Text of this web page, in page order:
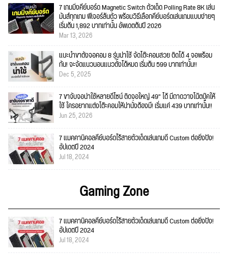
7 เกมมิ่งคีย์บอร์ด Magnetic Switch ตัวเด็ด Polling Rate 8K เล่น
มันส์ทุกเกม ฟีเจอร์ล้นตัว พร้อมวิธีเลือกคีย์บอร์ดเล่นเกมแบบง่ายๆ
เริ่มต้น 1,892 บาทเท่านั้น อัพเดตต้นปี 2026
Mar 13, 2026
แนะนำขาตั้งจอคอม 8 รุ่นน่าใช้ จัดโต๊ะคอมสวย ติดได้ 4 จอพร้อม
กัน! จะจัดแนวนอนแนวตั้งได้หมด เริ่มต้น 599 บาทเท่านั้น!!
Dec 5, 2025
7 ขาจับจอน่าใช้หลายดีไซน์ ติดจอใหญ่ 49" ได้ มีถาดวางโน้ตบุ๊คให้
ใช้ ใครอยากแต่งโต๊ะคอมให้น่านั่งต้องมี! เริ่มแค่ 439 บาทเท่านั้น!!
Jun 25, 2026
7 แมคคานิคอลคีย์บอร์ดไร้สายตัวเด็ดเล่นเกมดี Custom ต่อยิ่งปัง!
อัปเดตปี 2024
Jul 18, 2024
Gaming Zone
7 แมคคานิคอลคีย์บอร์ดไร้สายตัวเด็ดเล่นเกมดี Custom ต่อยิ่งปัง!
อัปเดตปี 2024
Jul 18, 2024